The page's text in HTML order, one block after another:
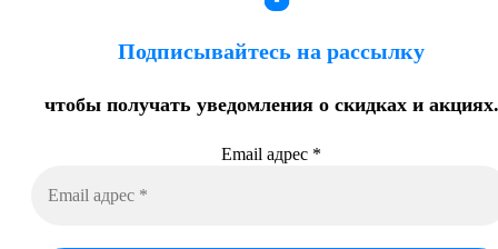
Подписывайтесь на рассылку
чтобы получать уведомления о скидках и акциях.
Email адрес *